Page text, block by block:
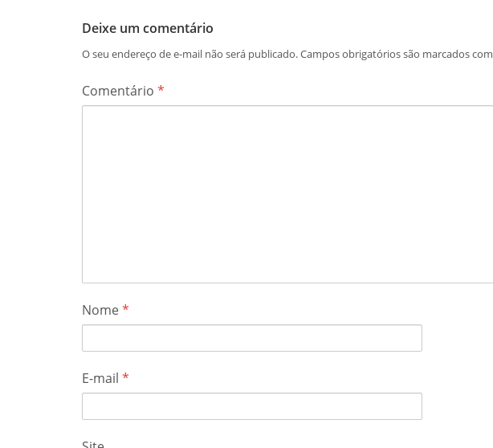
Deixe um comentário
O seu endereço de e-mail não será publicado.Campos obrigatórios são marcados com
Comentário *
Nome*
E-mail *